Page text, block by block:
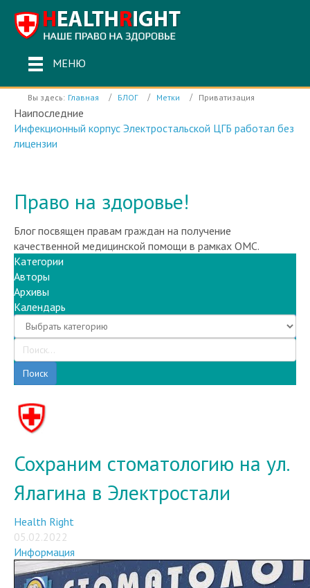
МЕНЮ
Вы здесь: Главная БЛОГ Метки Приватизация
Наипоследние
Инфекционный корпус Электростальской ЦГБ работал без
лицензии
Блог посвящен правам граждан на получение
качественной медицинской помощи в рамках ОМС.
Категории
Авторы
Архивы
Календарь
Ялагина в Электростали
05.02.2022
Информация